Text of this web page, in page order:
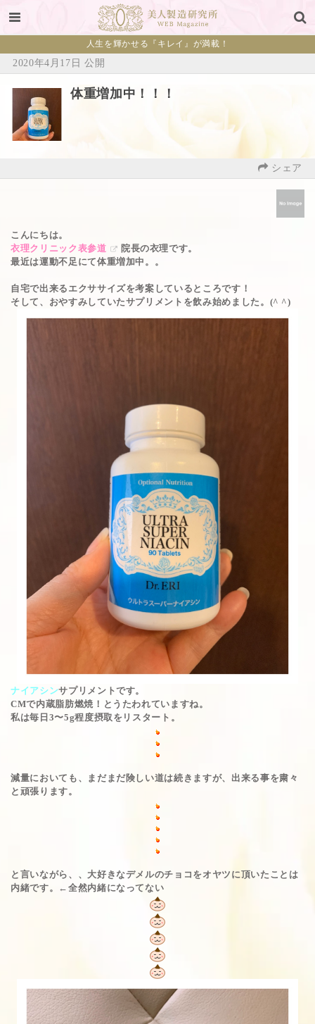
人生を輝かせる『キレイ』が満載！
2020年4月17日 公開
体重増加中！！！
シェア
こんにちは。
衣理クリニック表参道
院長の衣理です。
最近は運動不足にて体重増加中。。
自宅で出来るエクササイズを考案しているところです！
そして、おやすみしていたサプリメントを飲み始めました。(^ ^)
ナイアシンサプリメントです。
CMで内蔵脂肪燃焼！とうたわれていますね。
私は毎日3〜5g程度摂取をリスタート。
減量においても、まだまだ険しい道は続きますが、出来る事を粛々
と頑張ります。
と言いながら、、大好きなデメルのチョコをオヤツに頂いたことは
内緒です。←全然内緒になってない